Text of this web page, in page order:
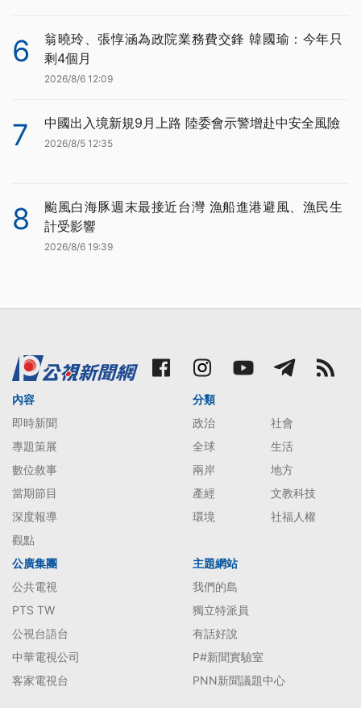
6
翁曉玲、張惇涵為政院業務費交鋒 韓國瑜：今年只
剩4個月
2026/8/6 12:09
7 中國出入境新規9月上路 陸委會示警增赴中安全風險
2026/8/5 12:35
8
颱風白海豚週末最接近台灣 漁船進港避風、漁民生
計受影響
2026/8/6 19:39
內容
即時新聞
專題策展
數位敘事
當期節目
深度報導
觀點
分類
政治
社會
全球
生活
兩岸
地方
產經
文教科技
環境
社福人權
公廣集團
公共電視
PTS TW
公視台語台
中華電視公司
客家電視台
主題網站
我們的島
獨立特派員
有話好說
P#新聞實驗室
PNN新聞議題中心